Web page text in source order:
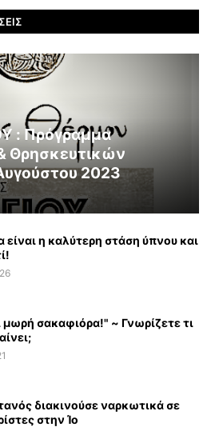
: Πρόγραμμα
Θρησκευτικών
2023
είναι η καλύτερη στάση ύπνου και
μωρή σακαφιόρα!" ~ Γνωρίζετε τι
διακινούσε ναρκωτικά σε
στην Ίο